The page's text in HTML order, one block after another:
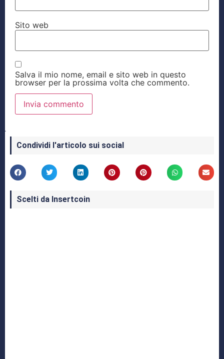
Sito web
Salva il mio nome, email e sito web in questo
browser per la prossima volta che commento.
Condividi l'articolo sui social
Scelti da Insertcoin